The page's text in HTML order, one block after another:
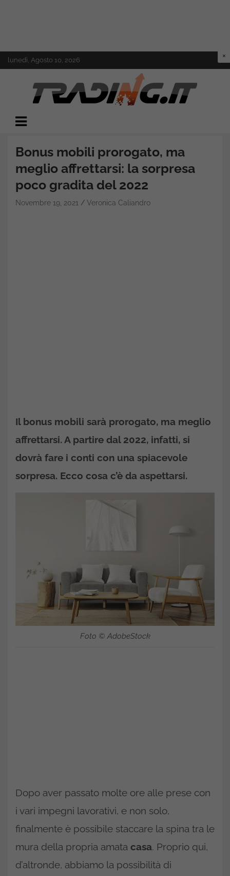
Skip
to
lunedì, Agosto 10, 2026
Trading.it
Bonus mobili prorogato, ma
meglio affrettarsi: la sorpresa
poco gradita del 2022
Novembre 19, 2021 Veronica Caliandro
Il bonus mobili sarà prorogato, ma meglio
affrettarsi. A partire dal 2022, infatti, si
dovrà fare i conti con una spiacevole
sorpresa. Ecco cosa c’è da aspettarsi.
Foto © AdobeStock
Dopo aver passato molte ore alle prese con
i vari impegni lavorativi, e non solo,
finalmente è possibile staccare la spina tra le
mura della propria amata casa. Proprio qui,
d’altronde, abbiamo la possibilità di